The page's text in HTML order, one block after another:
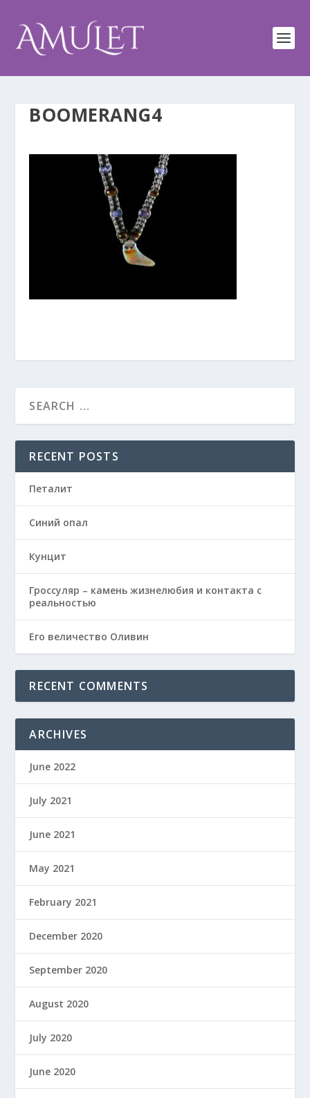
BOOMERANG4
RECENT POSTS
Петалит
Синий опал
Кунцит
Гроссуляр – камень жизнелюбия и контакта с
реальностью
Его величество Оливин
RECENT COMMENTS
ARCHIVES
June 2022
July 2021
June 2021
May 2021
February 2021
December 2020
September 2020
August 2020
July 2020
June 2020